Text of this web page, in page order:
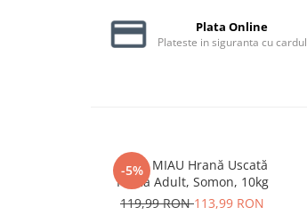
Culcușuri & Saltele Câini
Hrană Uscată Pisică
Plata Online
Plateste in siguranta cu cardul
-5%
MIAU MIAU Hrană Uscată
Pisică Adult, Somon, 10kg
119,99 RON113,99 RON